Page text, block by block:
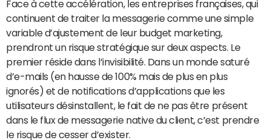
Face à cette accélération, les entreprises françaises, qui
continuent de traiter la messagerie comme une simple
variable d’ajustement de leur budget marketing,
prendront un risque stratégique sur deux aspects. Le
premier réside dans l’invisibilité. Dans un monde saturé
d’e-mails (en hausse de 100% mais de plus en plus
ignorés) et de notifications d’applications que les
utilisateurs désinstallent, le fait de ne pas être présent
dans le flux de messagerie native du client, c’est prendre
le risque de cesser d’exister.